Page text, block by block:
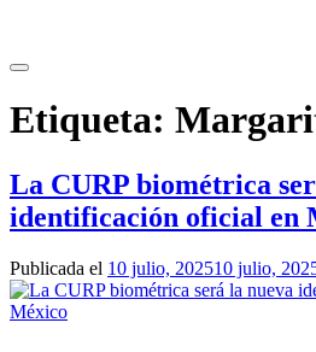
contenido
Etiqueta:
La CURP biométrica
identificación oficial en
Publicada el 10 julio, 202510 julio,